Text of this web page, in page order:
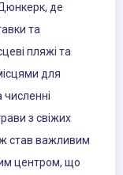
де
та
пляжі та
для
численні
з свіжих
став важливим
центром, що